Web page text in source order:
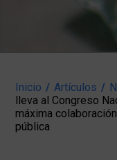
Inicio / Artículos /
lleva al Congreso
máxima
pública